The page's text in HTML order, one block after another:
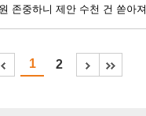
존중하니 제안 수천 건 쏟아져
1 2